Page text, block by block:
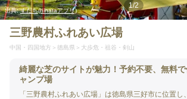
出典:すだち(hinataアプリ)
1/2
三野農村ふれあい広場
中国・四国地方 徳島県 大歩危・祖谷・剣山
綺麗な芝のサイトが魅力！予約不要、無料
ャンプ場
「三野農村ふれあい広場」は徳島県三好市に位置